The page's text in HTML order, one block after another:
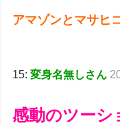
アマゾンとマサヒ
15:変身名無しさん
感動のツーシ